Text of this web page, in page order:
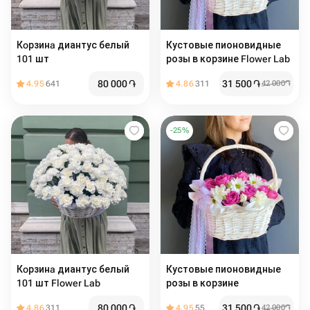
Кoрзинa диантус белый
101 шт
4.95641 80 000֏
Кустовые пионовидные
розы в корзине Flower Lab
4.86311 31 500֏42 000֏
Кoрзинa диантус белый
101 шт Flower Lab
4.86311
-25%
Кустовые пионовидные
розы в корзине
4.9555 42 000֏